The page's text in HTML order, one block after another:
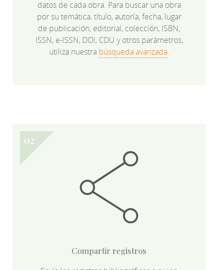
datos de cada obra. Para buscar una obra
por su temática, título, autoría, fecha, lugar
de publicación, editorial, colección, ISBN,
ISSN, e-ISSN, DOI, CDU y otros parámetros,
utiliza nuestra búsqueda avanzada.
Compartir registros